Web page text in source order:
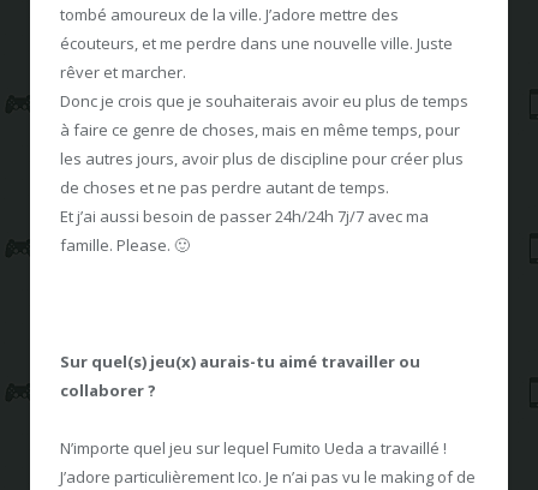
tombé amoureux de la ville. J’adore mettre des
écouteurs, et me perdre dans une nouvelle ville. Juste
rêver et marcher.
Donc je crois que je souhaiterais avoir eu plus de temps
à faire ce genre de choses, mais en même temps, pour
les autres jours, avoir plus de discipline pour créer plus
de choses et ne pas perdre autant de temps.
Et j’ai aussi besoin de passer 24h/24h 7j/7 avec ma
famille. Please. 🙂
Sur quel(s) jeu(x) aurais-tu aimé travailler ou
collaborer ?
N’importe quel jeu sur lequel Fumito Ueda a travaillé !
J’adore particulièrement Ico. Je n’ai pas vu le making of de